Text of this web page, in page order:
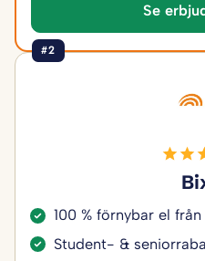
Se
#2
100 % förnybar el
Student- &